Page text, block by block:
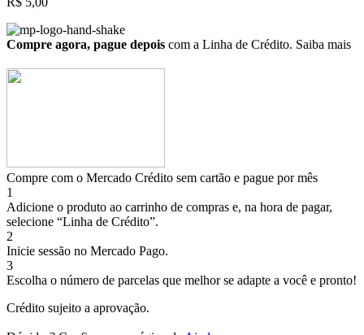
Compre agora, pague depois com a Linha de Crédito. Saiba mais
Compre com o Mercado Crédito sem cartão e pague por mês
1
Adicione o produto ao carrinho de compras e, na hora de pagar,
selecione “Linha de Crédito”.
2
Inicie sessão no Mercado Pago.
3
Escolha o número de parcelas que melhor se adapte a você e pronto!
Crédito sujeito a aprovação.